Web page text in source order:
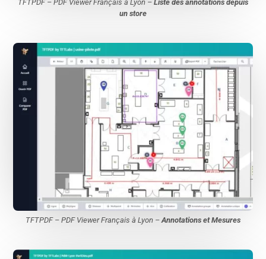
TFTPDF – PDF Viewer Français à Lyon – Liste des annotations depuis
un store
TFTPDF – PDF Viewer Français à Lyon –Annotations et Mesures